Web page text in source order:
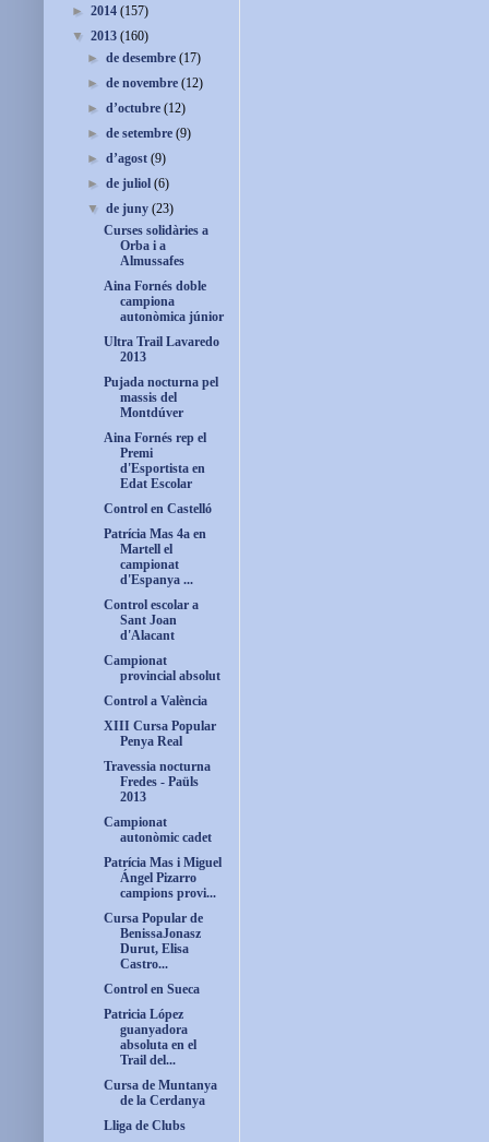
► 2014 (157)
▼ 2013 (160)
►de desembre(17)
►de novembre(12)
►d’octubre(12)
►de setembre(9)
►d’agost(9)
►de juliol(6)
▼de juny(23)
Curses solidàries a
Orba i a
Almussafes
Aina Fornés doble
campiona
autonòmica júnior
Ultra Trail Lavaredo
2013
Pujada nocturna pel
massis del
Montdúver
Aina Fornés rep el
Premi
d'Esportista en
Edat Escolar
Control en Castelló
Patrícia Mas 4a en
Martell el
campionat
d'Espanya ...
Control escolar a
Sant Joan
d'Alacant
Campionat
provincial absolut
Control a València
XIII Cursa Popular
Penya Real
Travessia nocturna
Fredes - Paüls
2013
Campionat
autonòmic cadet
Patrícia Mas i Miguel
Ángel Pizarro
campions provi...
Cursa Popular de
BenissaJonasz
Durut, Elisa
Castro...
Control en Sueca
Patricia López
guanyadora
absoluta en el
Trail del...
Cursa de Muntanya
de la Cerdanya
Lliga de Clubs